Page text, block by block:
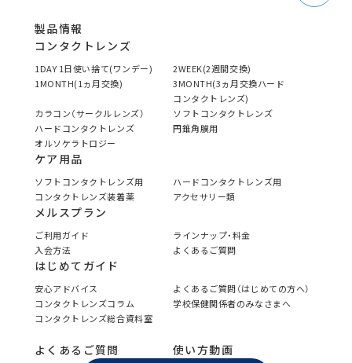
製品情報
コンタクトレンズ
1DAY 1日使い捨て(ワンデー)
2WEEK(2週間交換)
1MONTH(1ヵ月交換)
3MONTH(3ヵ月交換ハード
コンタクトレンズ)
カラコン（サークルレンズ）
ソフトコンタクトレンズ
ハードコンタクトレンズ
円錐角膜用
オルソケラトロジー
ケア用品
ソフトコンタクトレンズ用
ハードコンタクトレンズ用
コンタクトレンズ装着薬
アクセサリー類
メルスプラン
ご利用ガイド
ラインナップ・料金
入会方法
よくあるご質問
はじめてガイド
安心アドバイス
よくあるご質問（はじめての方へ）
コンタクトレンズコラム
学校保健関係者のみなさまへ
コンタクトレンズ総合資料室
よくあるご質問 使い方動画